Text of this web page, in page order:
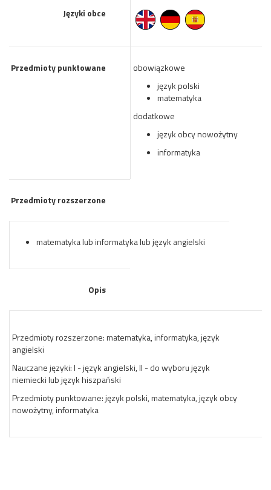
Języki obce
Przedmioty punktowane
obowiązkowe
język polski
matematyka
dodatkowe
język obcy nowożytny
informatyka
Przedmioty rozszerzone
matematyka lub informatyka lub język angielski
Opis
Przedmioty rozszerzone: matematyka, informatyka, język
angielski
Nauczane języki: I - język angielski, II - do wyboru język
niemiecki lub język hiszpański
Przedmioty punktowane: język polski, matematyka, język obcy
nowożytny, informatyka